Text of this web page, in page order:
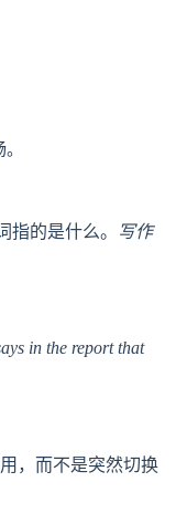
的是什么。
写作
in the report that
，而不是突然切换